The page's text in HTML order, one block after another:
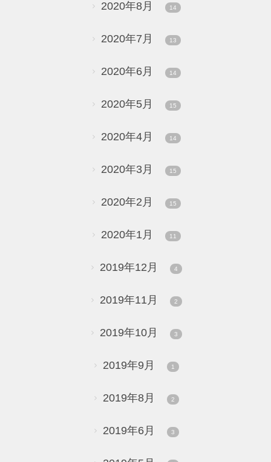
2020年8月 14
2020年7月 13
2020年6月 14
2020年5月 15
2020年4月 14
2020年3月 15
2020年2月 15
2020年1月 11
2019年12月 4
2019年11月 2
2019年10月 3
2019年9月 1
2019年8月 2
2019年6月 3